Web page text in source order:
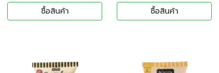
ซื้อสินค้า ซื้อสินค้า